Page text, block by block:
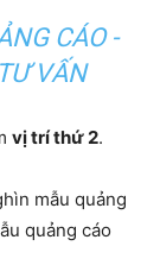
CÁO -
VẤN
vị trí thứ 2.
mẫu quảng
quảng cáo